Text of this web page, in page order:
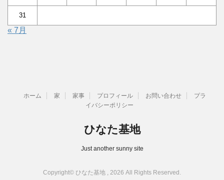
31
« 7月
ホーム 家 家事 プロフィール お問い合わせ
プラ
イバシーポリシー
ひなた基地
Just another sunny site
Copyright© ひなた基地 , 2026 All Rights Reserved.